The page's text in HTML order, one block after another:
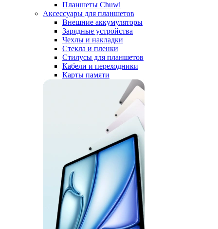
Планшеты Chuwi
Аксессуары для планшетов
Внешние аккумуляторы
Зарядные устройства
Чехлы и накладки
Стекла и пленки
Стилусы для планшетов
Кабели и переходники
Карты памяти